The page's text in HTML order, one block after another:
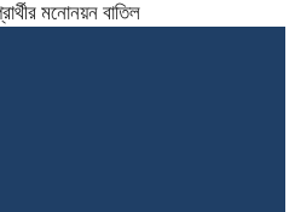
মনোনয়ন বাতিল